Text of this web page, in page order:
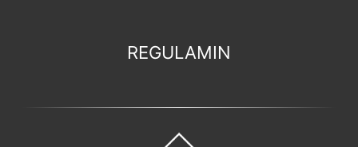
REGULAMIN